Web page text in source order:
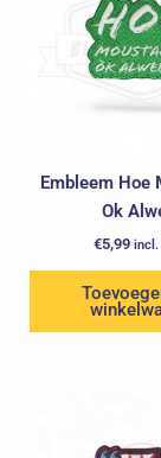
Embleem Hoe
Ok
€5,99 incl.